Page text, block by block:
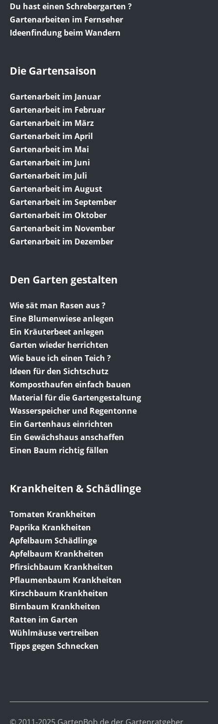
Du hast einen Schrebergarten ?
Gartenarbeiten im Fernseher
Ideenfindung beim Wandern
Die Gartensaison
Gartenarbeit im Januar
Gartenarbeit im Februar
Gartenarbeit im März
Gartenarbeit im April
Gartenarbeit im Mai
Gartenarbeit im Juni
Gartenarbeit im Juli
Gartenarbeit im August
Gartenarbeit im September
Gartenarbeit im Oktober
Gartenarbeit im November
Gartenarbeit im Dezember
Den Garten gestalten
Wie sät man Rasen aus ?
Eine Blumenwiese anlegen
Ein Kräuterbeet anlegen
Garten wieder herrichten
Wie baue ich einen Teich ?
Ideen für den Sichtschutz
Komposthaufen einfach bauen
Material für die Gartengestaltung
Wasserspeicher und Regentonne
Ein Gartenhaus einrichten
Ein Gewächshaus anschaffen
Einen Baum richtig fällen
Krankheiten & Schädlinge
Tomaten Krankheiten
Paprika Krankheiten
Apfelbaum Schädlinge
Apfelbaum Krankheiten
Pfirsichbaum Krankheiten
Pflaumenbaum Krankheiten
Kirschbaum Krankheiten
Birnbaum Krankheiten
Ratten im Garten
Wühlmäuse vertreiben
Tipps gegen Schnecken
© 2011-2025 GartenBob.de der Gartenratgeber.